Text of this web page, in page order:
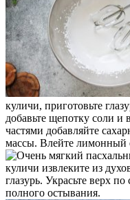
куличи, приготовьте
добавьте щепотку соли и
частями добавляйте
массы. Влейте лимонный
куличи извлеките из
глазурь. Украсьте верх
полного остывания.